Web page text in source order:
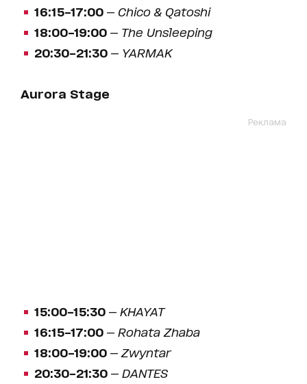
16:15–17:00 — Chico & Qatoshi
18:00–19:00 — The Unsleeping
20:30–21:30 — YARMAK
Aurora Stage
Реклама
15:00–15:30 — KHAYAT
16:15–17:00 — Rohata Zhaba
18:00–19:00 — Zwyntar
20:30–21:30 — DANTES